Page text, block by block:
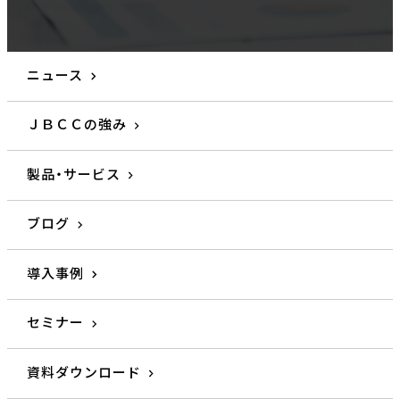
ニュース
ＪＢＣＣの強み
製品・サービス
ブログ
導入事例
セミナー
資料ダウンロード